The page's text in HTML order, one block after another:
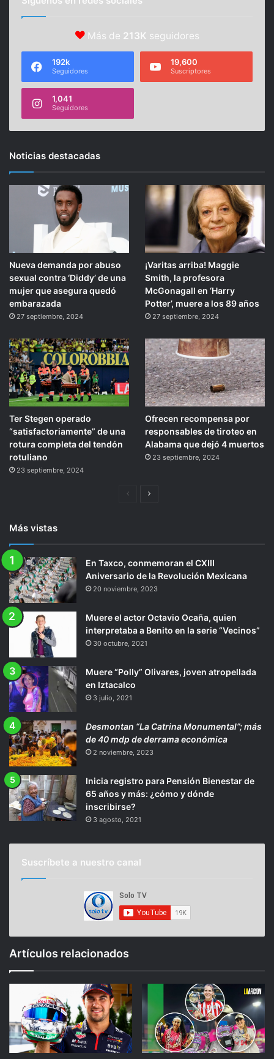
Más de 213K seguidores
192k
Seguidores
19,600
Suscriptores
1,041
Seguidores
Noticias destacadas
Nueva demanda por abuso
sexual contra ‘Diddy’ de una
mujer que asegura quedó
embarazada
27 septiembre, 2024
¡Varitas arriba! Maggie
Smith, la profesora
McGonagall en ‘Harry
Potter’, muere a los 89 años
27 septiembre, 2024
Ter Stegen operado
“satisfactoriamente” de una
rotura completa del tendón
rotuliano
23 septiembre, 2024
Ofrecen recompensa por
responsables de tiroteo en
Alabama que dejó 4 muertos
23 septiembre, 2024
PáginaSiguiente
Más vistas
En Taxco, conmemoran el CXIII
Aniversario de la Revolución Mexicana
20 noviembre, 2023
Muere el actor Octavio Ocaña, quien
interpretaba a Benito en la serie “Vecinos”
30 octubre, 2021
Muere “Polly” Olivares, joven atropellada
en Iztacalco
3 julio, 2021
Desmontan “La Catrina Monumental”; más
de 40 mdp de derrama económica
2 noviembre, 2023
Inicia registro para Pensión Bienestar de
65 años y más: ¿cómo y dónde
inscribirse?
3 agosto, 2021
Suscríbete a nuestro canal
Artículos relacionados